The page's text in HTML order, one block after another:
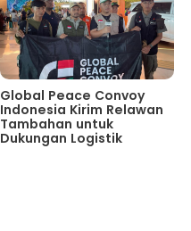
Global Peace Convoy
Indonesia Kirim Relawan
Tambahan untuk
Dukungan Logistik